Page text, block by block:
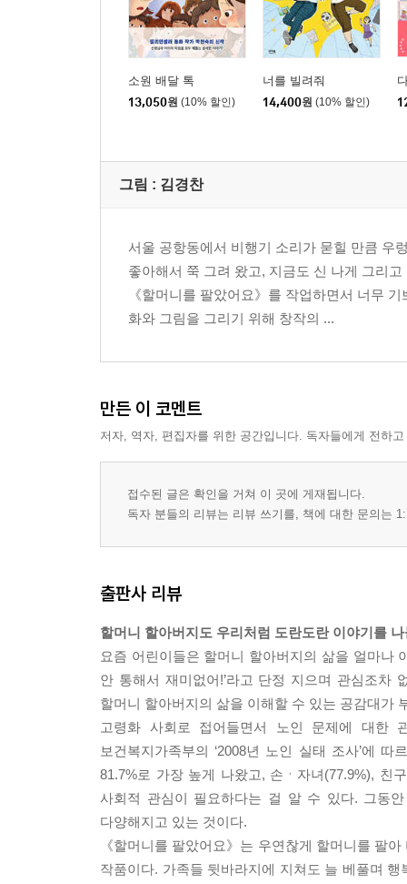
소원 배달 톡
13,050원 (10% 할인)
너를 빌려줘
14,400원 (10% 할인)
그림 : 김경찬
서울 공항동에서 비행기 소리가 묻힐 만큼 우
좋아해서 쭉 그려 왔고, 지금도 신 나게 그리
《할머니를 팔았어요》를 작업하면서 너무
화와 그림을 그리기 위해 창작의 ...
만든 이 코멘트
저자, 역자, 편집자를 위한 공간입니다. 독자들에게 전하
접수된 글은 확인을 거쳐 이 곳에 게재됩니다.
독자 분들의 리뷰는 리뷰 쓰기를, 책에 대한 문의는
출판사 리뷰
할머니 할아버지도 우리처럼 도란도란 이야기를
요즘 어린이들은 할머니 할아버지의 삶을 얼마나
안 통해서 재미없어!’라고 단정 지으며 관심조차
할머니 할아버지의 삶을 이해할 수 있는 공감대가
고령화 사회로 접어들면서 노인 문제에 대한
보건복지가족부의 ‘2008년 노인 실태 조사’에
81.7%로 가장 높게 나왔고, 손ㆍ자녀(77.9%), 친
사회적 관심이 필요하다는 걸 알 수 있다. 그동
다양해지고 있는 것이다.
《할머니를 팔았어요》는 우연찮게 할머니를 팔
작품이다. 가족들 뒷바라지에 지쳐도 늘 베풀며